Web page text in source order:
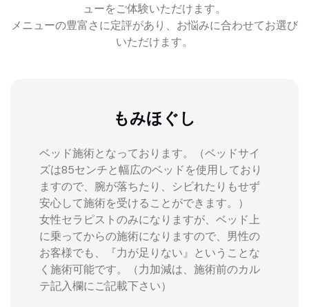
ューをご体験いただけます。
メニューの豊富さに定評があり、お悩みに合わせてお選び
いただけます。
もみほぐし
ベッド施術となっております。（ベッドサイ
ズは85センチと幅広のベッドを使用しており
ますので、腕が落ちたり、シビれたりもせず
安心して施術を受けることができます。）
女性セラピストのみになりますが、ベッド上
に乗ってからの施術になりますので、男性の
お客様でも、『力が足りない』ということな
く施術可能です。（力加減は、施術前のカル
テ記入欄にご記載下さい）